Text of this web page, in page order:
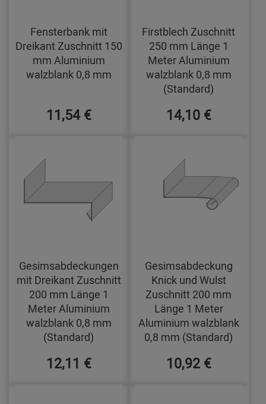
Fensterbank mit
Dreikant Zuschnitt 150
mm Aluminium
walzblank 0,8 mm
11,54 €
Firstblech Zuschnitt
250 mm Länge 1
Meter Aluminium
walzblank 0,8 mm
(Standard)
14,10 €
Gesimsabdeckungen
mit Dreikant Zuschnitt
200 mm Länge 1
Meter Aluminium
walzblank 0,8 mm
(Standard)
12,11 €
Gesimsabdeckung
Knick und Wulst
Zuschnitt 200 mm
Länge 1 Meter
Aluminium walzblank
0,8 mm (Standard)
10,92 €